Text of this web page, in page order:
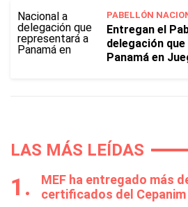
PABELLÓN
Entregan el
delegación
Panamá en
LAS MÁS LEÍDAS
MEF ha entregado más
certificados del Cepanim